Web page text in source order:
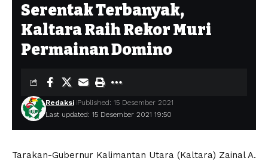
Serentak Terbanyak,
Kaltara Raih Rekor Muri
Permainan Domino
Last updated: 15 Desember 2021 19:50
Redaksi Published: 15 Desember 2021
Tarakan-Gubernur Kalimantan Utara (Kaltara) Zainal A.